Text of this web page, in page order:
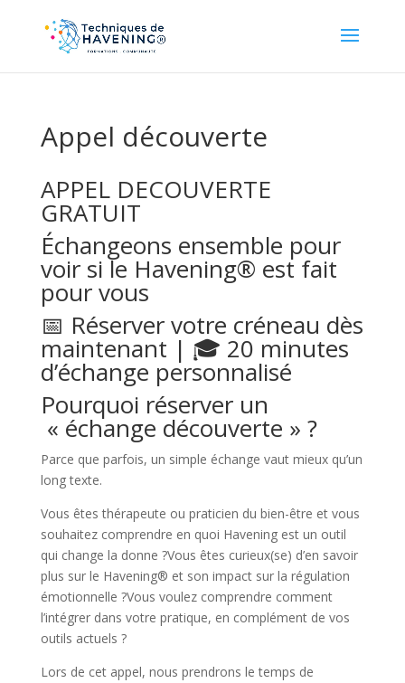
Appel découverte
APPEL DECOUVERTE
GRATUIT
Échangeons ensemble pour
voir si le Havening® est fait
pour vous
📅 Réserver votre créneau dès
maintenant | 🎓 20 minutes
d’échange personnalisé
Pourquoi réserver un
« échange découverte » ?
Parce que parfois, un simple échange vaut mieux qu’un
long texte.
Vous êtes thérapeute ou praticien du bien-être et vous
souhaitez comprendre en quoi Havening est un outil
qui change la donne ?Vous êtes curieux(se) d’en savoir
plus sur le Havening® et son impact sur la régulation
émotionnelle ?Vous voulez comprendre comment
l’intégrer dans votre pratique, en complément de vos
outils actuels ?
Lors de cet appel, nous prendrons le temps de